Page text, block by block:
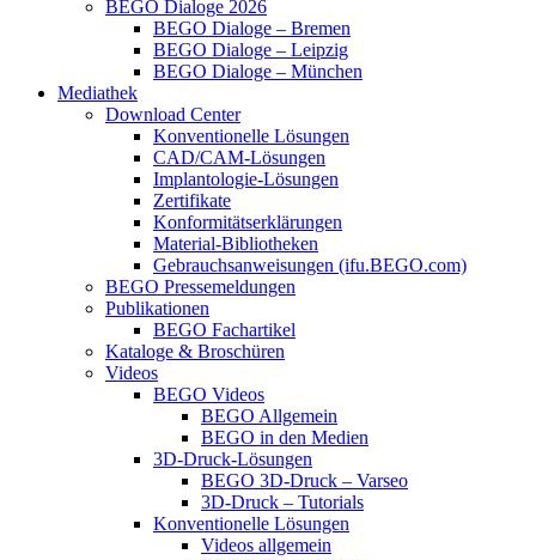
BEGO Dialoge 2026
BEGO Dialoge – Bremen
BEGO Dialoge – Leipzig
BEGO Dialoge – München
Mediathek
Download Center
Konventionelle Lösungen
CAD/CAM-Lösungen
Implantologie-Lösungen
Zertifikate
Konformitätserklärungen
Material-Bibliotheken
Gebrauchsanweisungen (ifu.BEGO.com)
BEGO Pressemeldungen
Publikationen
BEGO Fachartikel
Kataloge & Broschüren
Videos
BEGO Videos
BEGO Allgemein
BEGO in den Medien
3D-Druck-Lösungen
BEGO 3D-Druck – Varseo
3D-Druck – Tutorials
Konventionelle Lösungen
Videos allgemein